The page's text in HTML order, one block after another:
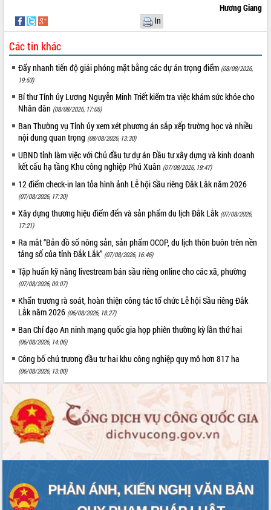
Hương Giang
In
Các tin khác
Đẩy nhanh tiến độ giải phóng mặt bằng các dự án trọng điểm (08/08/2026,
19:53)
Bí thư Tỉnh ủy Lương Nguyễn Minh Triết kiểm tra việc khám sức khỏe cho
Nhân dân (08/08/2026, 17:05)
Ban Thường vụ Tỉnh ủy xem xét phương án sắp xếp trường học và nhiều
nội dung quan trọng (08/08/2026, 13:30)
UBND tỉnh làm việc với Chủ đầu tư dự án Đầu tư xây dựng và kinh doanh
kết cấu hạ tầng Khu công nghiệp Phú Xuân (07/08/2026, 19:47)
12 điểm check-in lan tỏa hình ảnh Lễ hội Sầu riêng Đắk Lắk năm 2026
(07/08/2026, 17:30)
Xây dựng thương hiệu điểm đến và sản phẩm du lịch Đắk Lắk (07/08/2026,
17:21)
Ra mắt “Bản đồ số nông sản, sản phẩm OCOP, du lịch thôn buôn trên nền
tảng số của tỉnh Đắk Lắk” (07/08/2026, 16:46)
Tập huấn kỹ năng livestream bán sầu riêng online cho các xã, phường
(07/08/2026, 09:07)
Khẩn trương rà soát, hoàn thiện công tác tổ chức Lễ hội Sầu riêng Đắk
Lắk năm 2026 (06/08/2026, 18:27)
Ban Chỉ đạo An ninh mạng quốc gia họp phiên thường kỳ lần thứ hai
(06/08/2026, 14:06)
Công bố chủ trương đầu tư hai khu công nghiệp quy mô hơn 817 ha
(06/08/2026, 13:00)